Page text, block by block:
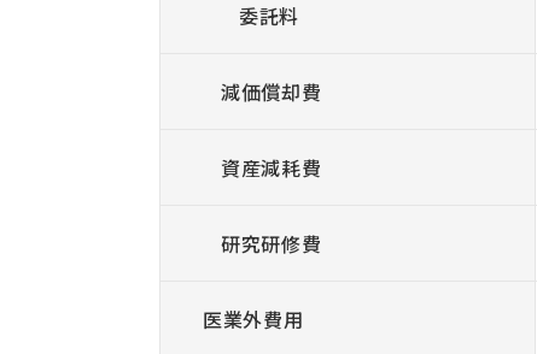
委託料
減価償却費
資産減耗費
研究研修費
医業外費用